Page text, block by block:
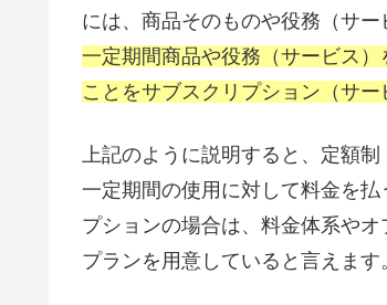
には、商品そのものや役務（サ
一定期間商品や役務（サービス
ことをサブスクリプション（サ
上記のように説明すると、定額
一定期間の使用に対して料金を
プションの場合は、料金体系や
プランを用意していると言えます